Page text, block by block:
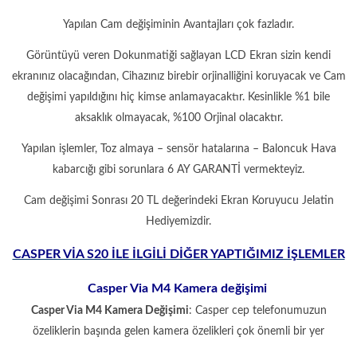
Yapılan Cam değişiminin Avantajları çok fazladır.
Görüntüyü veren Dokunmatiği sağlayan LCD Ekran sizin kendi
ekranınız olacağından, Cihazınız birebir orjinalliğini koruyacak ve Cam
değişimi yapıldığını hiç kimse anlamayacaktır. Kesinlikle %1 bile
aksaklık olmayacak, %100 Orjinal olacaktır.
Yapılan işlemler, Toz almaya – sensör hatalarına – Baloncuk Hava
kabarcığı gibi sorunlara 6 AY GARANTİ vermekteyiz.
Cam değişimi Sonrası 20 TL değerindeki Ekran Koruyucu Jelatin
Hediyemizdir.
CASPER VİA S20 İLE İLGİLİ DİĞER YAPTIĞIMIZ İŞLEMLER
Casper Via M4 Kamera değişimi
Casper Via M4 Kamera Değişimi: Casper cep telefonumuzun
özeliklerin başında gelen kamera özelikleri çok önemli bir yer